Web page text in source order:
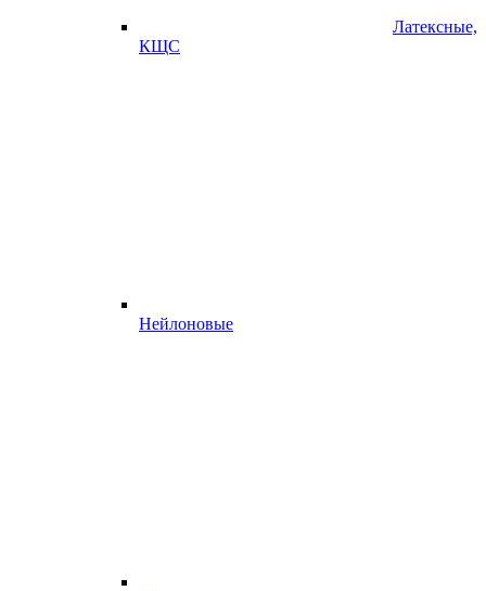
Латексные,
КЩС
Нейлоновые